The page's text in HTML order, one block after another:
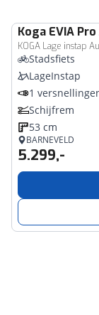
Koga EVIA
KOGA Lage instap
Stadsfiets
LageInstap
1
Schijfrem
53 cm
BARNEVELD
5.299,-